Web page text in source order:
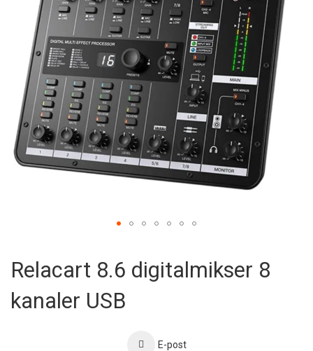
images
gallery
the
of
the
Relacart 8.6 digitalmikser 8
kanaler USB
E-post